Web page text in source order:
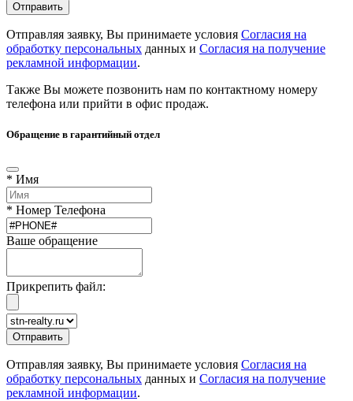
Отправляя заявку, Вы принимаете условия Согласия на
обработку персональных данных и Согласия на получение
рекламной информации.
Также Вы можете позвонить нам по контактному номеру
телефона или прийти в офис продаж.
Обращение в гарантийный отдел
* Имя
* Номер Телефона
Ваше обращение
Прикрепить файл:
Отправляя заявку, Вы принимаете условия Согласия на
обработку персональных данных и Согласия на получение
рекламной информации.